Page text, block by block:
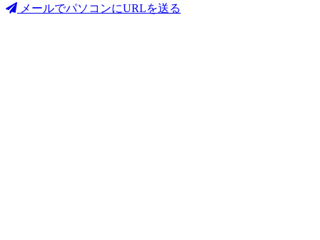
メールでパソコンにURLを送る